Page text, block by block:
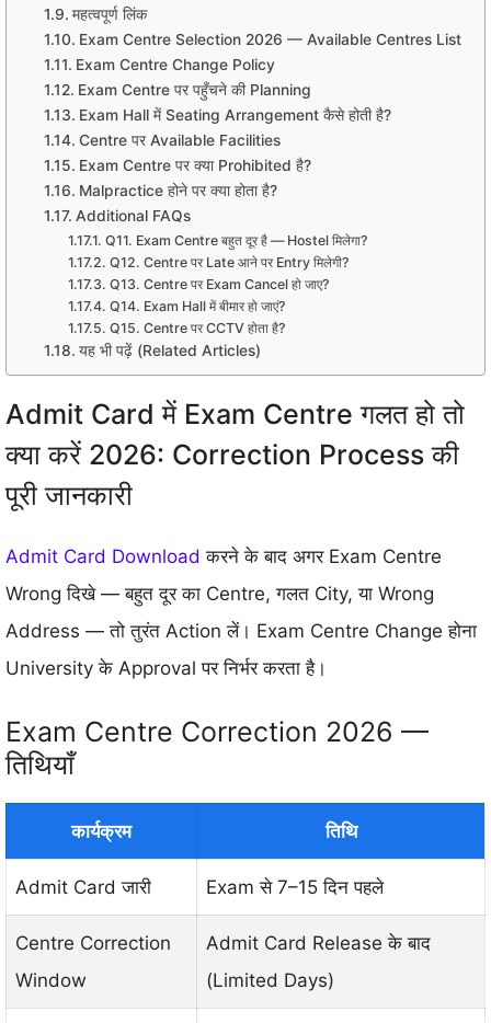
महत्वपूर्ण लिंक
Exam Centre Selection 2026 — Available Centres List
Exam Centre Change Policy
Exam Centre पर पहुँचने की Planning
Exam Hall में Seating Arrangement कैसे होती है?
Centre पर Available Facilities
Exam Centre पर क्या Prohibited है?
Malpractice होने पर क्या होता है?
Additional FAQs
Q11. Exam Centre बहुत दूर है — Hostel मिलेगा?
Q12. Centre पर Late आने पर Entry मिलेगी?
Q13. Centre पर Exam Cancel हो जाए?
Q14. Exam Hall में बीमार हो जाएं?
Q15. Centre पर CCTV होता है?
यह भी पढ़ें (Related Articles)
Admit Card में Exam Centre गलत हो तो
क्या करें 2026: Correction Process की
पूरी जानकारी
Admit Card Download करने के बाद अगर Exam Centre
Wrong दिखे — बहुत दूर का Centre, गलत City, या Wrong
Address — तो तुरंत Action लें। Exam Centre Change होना
University के Approval पर निर्भर करता है।
Exam Centre Correction 2026 —
तिथियाँ
कार्यक्रम तिथि
Admit Card जारी Exam से 7–15 दिन पहले
Centre Correction
Window
Admit Card Release के बाद
(Limited Days)